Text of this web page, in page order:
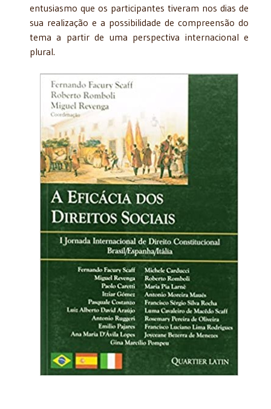
entusiasmo que os participantes tiveram nos dias de
sua realização e a possibilidade de compreensão do
tema a partir de uma perspectiva internacional e
plural.